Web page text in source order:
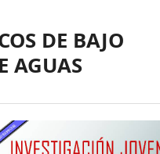
DE BAJO
AGUAS